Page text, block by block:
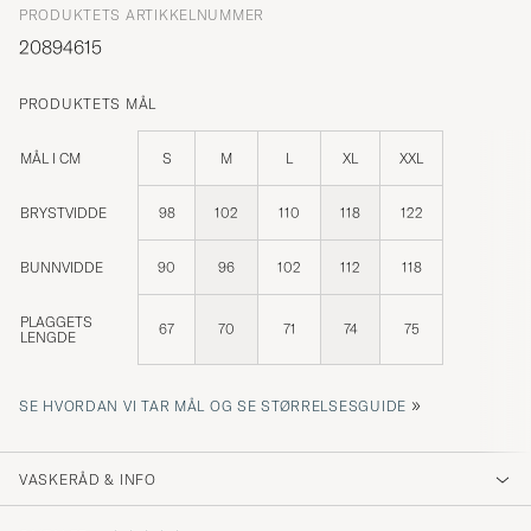
PRODUKTETS ARTIKKELNUMMER
20894615
PRODUKTETS MÅL
MÅL I CM S M L XL XXL
BRYSTVIDDE 98 102 110 118 122
BUNNVIDDE 90 96 102 112 118
PLAGGETS
LENGDE
67 70 71 74 75
SE HVORDAN VI TAR MÅL OG SE STØRRELSESGUIDE »
VASKERÅD & INFO